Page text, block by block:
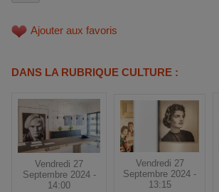
Ajouter aux favoris
DANS LA RUBRIQUE CULTURE :
Vendredi 27
Septembre 2024 -
14:00
Vendredi 27
Septembre 2024 -
13:15